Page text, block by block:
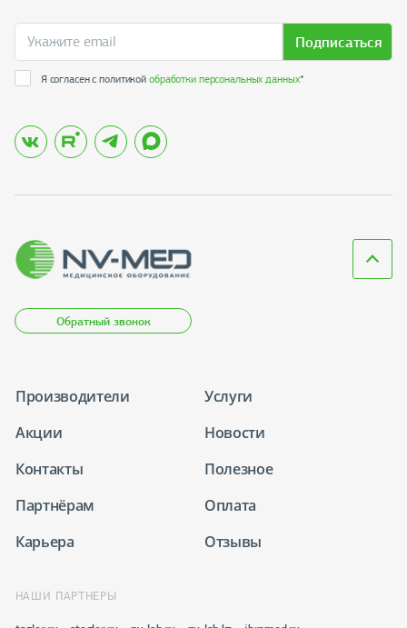
Подписаться
Я согласен с политикойобработки персональных данных*
Обратный звонок
Производители
Услуги
Акции
Новости
Контакты
Полезное
Партнёрам
Оплата
Карьера
Отзывы
НАШИ ПАРТНЕРЫ